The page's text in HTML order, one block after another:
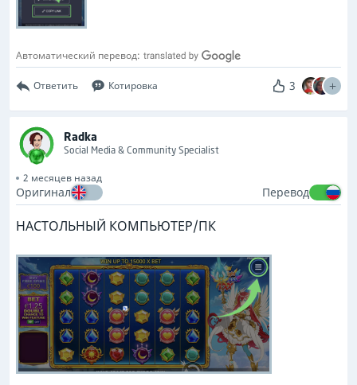
Автоматический перевод:
Ответить Котировка 3
Radka
Social Media & Community Specialist
2 месяцев назад
Оригинал Перевод
НАСТОЛЬНЫЙ КОМПЬЮТЕР/ПК